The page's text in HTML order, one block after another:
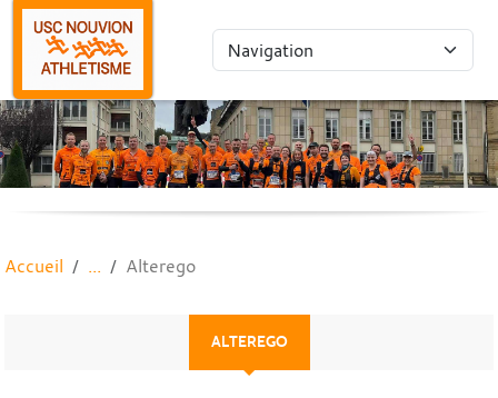
Accueil Alterego
ALTEREGO
Panneau de gestion des cookies